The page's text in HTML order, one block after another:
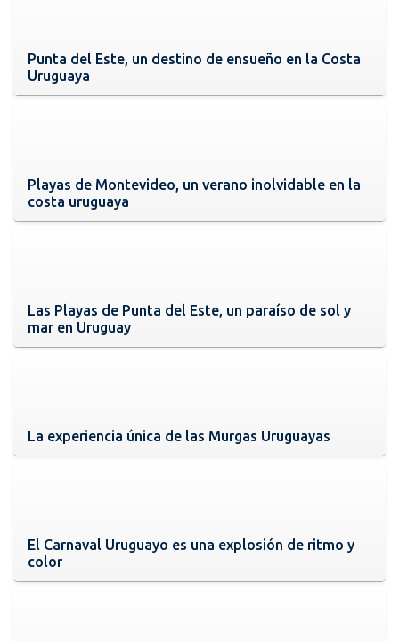
Punta del Este, un destino de ensueño en la Costa
Uruguaya
Playas de Montevideo, un verano inolvidable en la
costa uruguaya
Las Playas de Punta del Este, un paraíso de sol y
mar en Uruguay
La experiencia única de las Murgas Uruguayas
El Carnaval Uruguayo es una explosión de ritmo y
color